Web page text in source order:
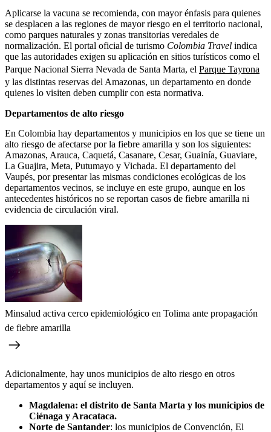
Aplicarse la vacuna se recomienda, con mayor énfasis para quienes
se desplacen a las regiones de mayor riesgo en el territorio nacional,
como parques naturales y zonas transitorias veredales de
normalización. El portal oficial de turismo Colombia Travel indica
que las autoridades exigen su aplicación en sitios turísticos como el
Parque Nacional Sierra Nevada de Santa Marta, el Parque Tayrona
y las distintas reservas del Amazonas, un departamento en donde
quienes lo visiten deben cumplir con esta normativa.
Departamentos de alto riesgo
En Colombia hay departamentos y municipios en los que se tiene un
alto riesgo de afectarse por la fiebre amarilla y son los siguientes:
Amazonas, Arauca, Caquetá, Casanare, Cesar, Guainía, Guaviare,
La Guajira, Meta, Putumayo y Vichada. El departamento del
Vaupés, por presentar las mismas condiciones ecológicas de los
departamentos vecinos, se incluye en este grupo, aunque en los
antecedentes históricos no se reportan casos de fiebre amarilla ni
evidencia de circulación viral.
Minsalud activa cerco epidemiológico en Tolima ante propagación
de fiebre amarilla
Adicionalmente, hay unos municipios de alto riesgo en otros
departamentos y aquí se incluyen.
Magdalena: el distrito de Santa Marta y los municipios de
Ciénaga y Aracataca.
Norte de Santander: los municipios de Convención, El